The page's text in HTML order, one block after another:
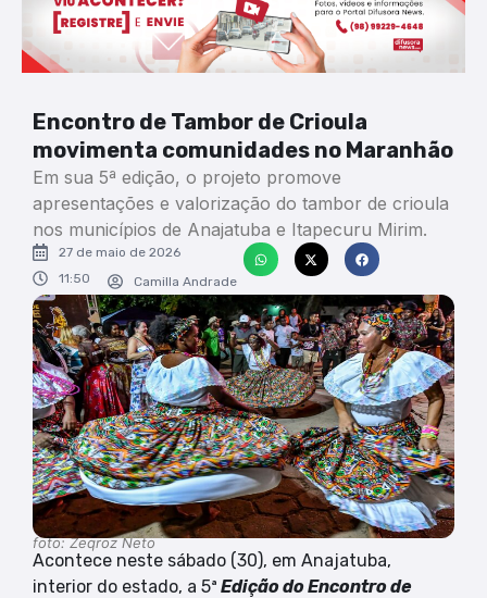
Encontro de Tambor de Crioula
movimenta comunidades no Maranhão
Em sua 5ª edição, o projeto promove
apresentações e valorização do tambor de crioula
nos municípios de Anajatuba e Itapecuru Mirim.
27 de maio de 2026
11:50
Camilla Andrade
foto: Zeqroz Neto
Acontece neste sábado (30), em Anajatuba,
interior do estado, a 5ª Edição do Encontro de